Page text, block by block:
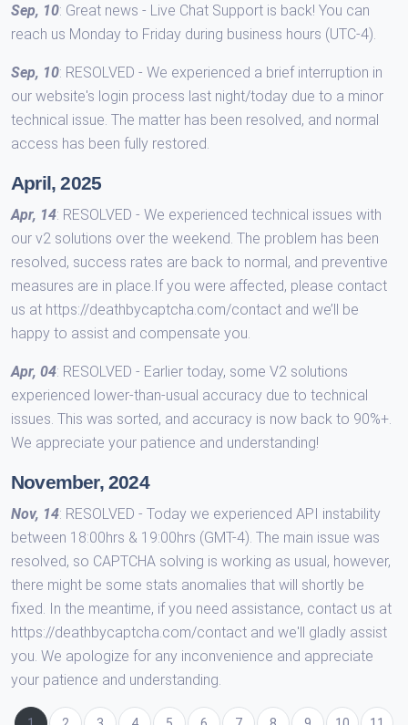
Sep, 10: Great news - Live Chat Support is back! You can
reach us Monday to Friday during business hours (UTC-4).
Sep, 10: RESOLVED - We experienced a brief interruption in
our website's login process last night/today due to a minor
technical issue. The matter has been resolved, and normal
access has been fully restored.
April, 2025
Apr, 14: RESOLVED - We experienced technical issues with
our v2 solutions over the weekend. The problem has been
resolved, success rates are back to normal, and preventive
measures are in place.If you were affected, please contact
us at https://deathbycaptcha.com/contact and we’ll be
happy to assist and compensate you.
Apr, 04: RESOLVED - Earlier today, some V2 solutions
experienced lower-than-usual accuracy due to technical
issues. This was sorted, and accuracy is now back to 90%+.
We appreciate your patience and understanding!
November, 2024
Nov, 14: RESOLVED - Today we experienced API instability
between 18:00hrs & 19:00hrs (GMT-4). The main issue was
resolved, so CAPTCHA solving is working as usual, however,
there might be some stats anomalies that will shortly be
fixed. In the meantime, if you need assistance, contact us at
https://deathbycaptcha.com/contact and we'll gladly assist
you. We apologize for any inconvenience and appreciate
your patience and understanding.